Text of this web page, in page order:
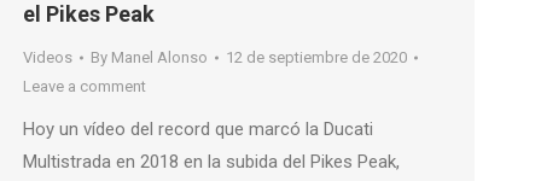
el Pikes Peak
Videos By Manel Alonso
12 de septiembre de 2020
Leave a comment
Hoy un vídeo del record que marcó la Ducati
Multistrada en 2018 en la subida del Pikes Peak,